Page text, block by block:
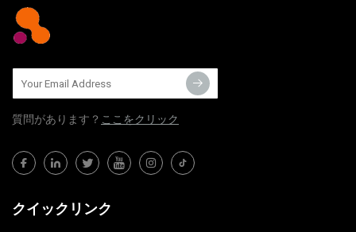
質問​​があります？ ここをクリック
クイックリンク